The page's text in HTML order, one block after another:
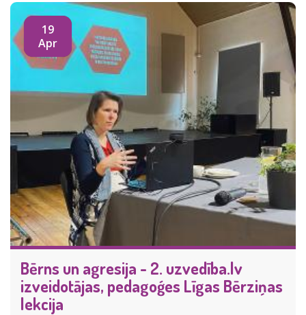
19
Apr
Bērns un agresija - 2. uzvedība.lv
izveidotājas, pedagoģes Līgas Bērziņas
lekcija